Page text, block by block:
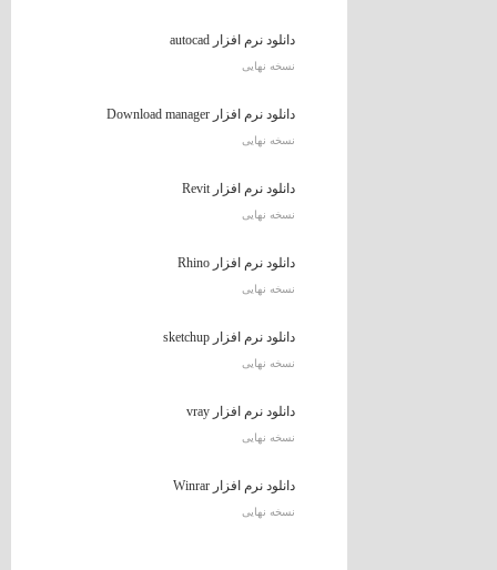
دانلود نرم افزار autocad
نسخه نهایی
دانلود نرم افزار Download manager
نسخه نهایی
دانلود نرم افزار Revit
نسخه نهایی
دانلود نرم افزار Rhino
نسخه نهایی
دانلود نرم افزار sketchup
نسخه نهایی
دانلود نرم افزار vray
نسخه نهایی
دانلود نرم افزار Winrar
نسخه نهایی